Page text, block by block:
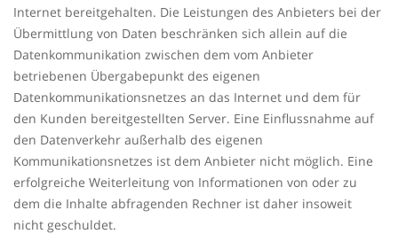
Internet bereitgehalten. Die Leistungen des Anbieters bei der
Übermittlung von Daten beschränken sich allein auf die
Datenkommunikation zwischen dem vom Anbieter
betriebenen Übergabepunkt des eigenen
Datenkommunikationsnetzes an das Internet und dem für
den Kunden bereitgestellten Server. Eine Einflussnahme auf
den Datenverkehr außerhalb des eigenen
Kommunikationsnetzes ist dem Anbieter nicht möglich. Eine
erfolgreiche Weiterleitung von Informationen von oder zu
dem die Inhalte abfragenden Rechner ist daher insoweit
nicht geschuldet.